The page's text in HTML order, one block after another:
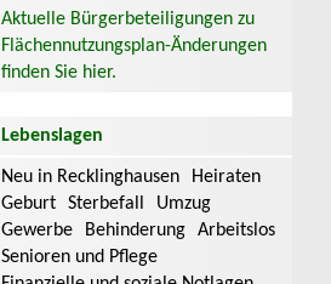
Aktuelle Bürgerbeteiligungen zu
Flächennutzungsplan-Änderungen
finden Sie hier.
Lebenslagen
Neu in Recklinghausen
Heiraten
Geburt
Sterbefall
Umzug
Gewerbe
Behinderung
Arbeitslos
Senioren und Pflege